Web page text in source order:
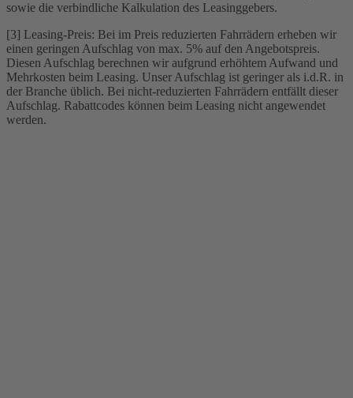
sowie die verbindliche Kalkulation des Leasinggebers.
[3] Leasing-Preis: Bei im Preis reduzierten Fahrrädern erheben wir
einen geringen Aufschlag von max. 5% auf den Angebotspreis.
Diesen Aufschlag berechnen wir aufgrund erhöhtem Aufwand und
Mehrkosten beim Leasing. Unser Aufschlag ist geringer als i.d.R. in
der Branche üblich. Bei nicht-reduzierten Fahrrädern entfällt dieser
Aufschlag. Rabattcodes können beim Leasing nicht angewendet
werden.